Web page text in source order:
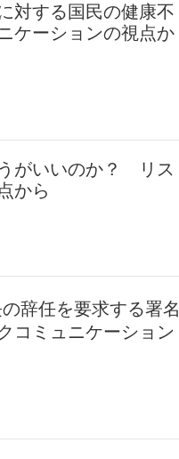
対する国民の健康不
ケーションの視点か
がいいのか？ リス
から
辞任を要求する署名
コミュニケーション